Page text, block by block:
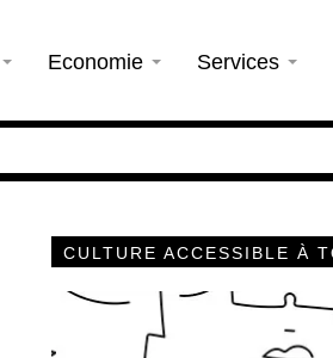
Economie Services
CULTURE ACCESSIBLE À